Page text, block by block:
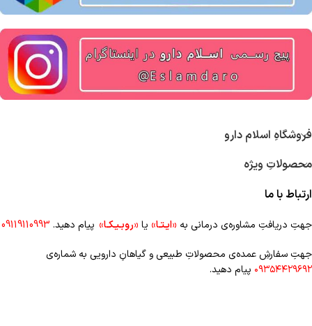
فروشگاهِ اسلام دارو
محصولاتِ ویژه
ارتباط با ما
جهتِ دریافتِ مشاوره‌ی درمانی به «ایـتـا» یا «روبـیـکـا» پیام دهید. 09119110993
جهتِ سفارشِ عمده‌‌ی محصولاتِ طبیعی و گیاهانِ دارویی به شماره‌ی
۰۹۳۵۴۴۲۹۶۹۲ پیام دهید.